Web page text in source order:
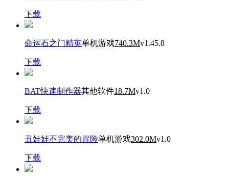
下载
命运石之门精英单机游戏740.3Mv1.45.8
下载
BAT快速制作器其他软件18.7Mv1.0
下载
丑娃娃不完美的冒险单机游戏302.0Mv1.0
下载